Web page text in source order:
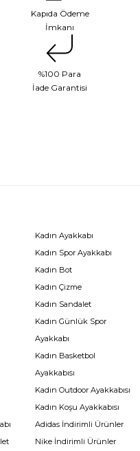
Kapıda Ödeme
İmkanı
%100 Para
İade Garantisi
Kadın Ayakkabı
Kadın Spor Ayakkabı
Kadın Bot
Kadın Çizme
Kadın Sandalet
Kadın Günlük Spor
Ayakkabı
Kadın Basketbol
Ayakkabısı
Kadın Outdoor Ayakkabısı
Kadın Koşu Ayakkabısı
Adidas İndirimli Ürünler
Nike İndirimli Ürünler